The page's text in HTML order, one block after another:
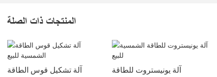
المنتجات ذات الصلة
آلة تشكيل قوس الطاقة آلة يونيستروت للطاقة